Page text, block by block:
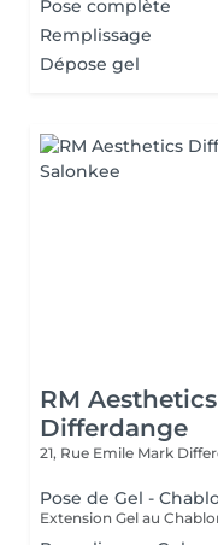
Pose complète
Remplissage
Dépose gel
RM Aesthetics
Differdange
21, Rue Emile Mark
Pose de Gel -
Extension Gel au